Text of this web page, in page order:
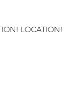
LOCATION!